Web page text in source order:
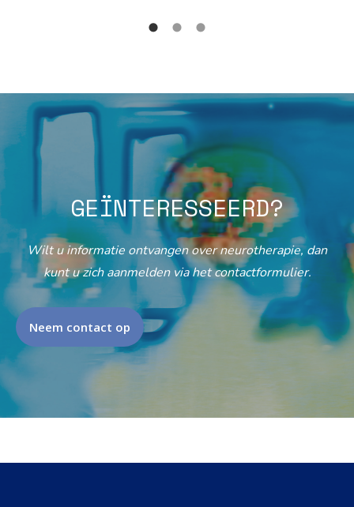
GEÏNTERESSEERD?
Wilt u informatie ontvangen over neurotherapie, dan
kunt u zich aanmelden via het contactformulier.
Neem contact op